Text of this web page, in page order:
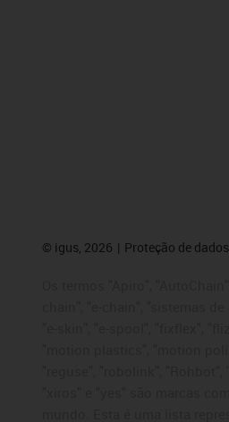
© igus, 2026 Proteção de dados